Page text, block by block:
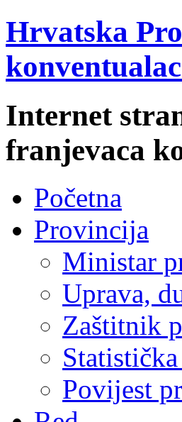
Hrvatska
Internet
franjevaca
Početna
Provincija
Ministar
Uprava,
Zaštitnik
Povijest